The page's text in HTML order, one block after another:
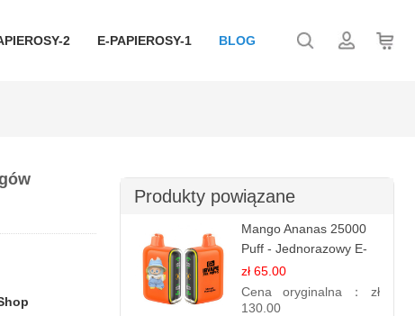
2 E-PAPIEROSY-1 BLOG
Produkty powiązane
Mango Ananas 25000
Puff - Jednorazowy E-
papieros | Egzotyczny
Smak
zł 65.00
Cena oryginalna： zł
130.00